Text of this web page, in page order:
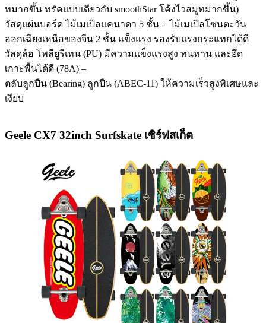
ทมากขึ้น ทรัคแบบเดียวกับ smoothStar โค้งไวสมูทมากขึ้น)
วัสดุแผ่นบอร์ด ไม้เมเปิลแคนาดา 5 ชั้น + ไม้เมเปิลโซนตะวัน
ออกเฉียงเหนือของจีน 2 ชั้น แข็งแรง รองรับแรงกระแทกได้ดี
วัสดุล้อ โพลียูรีเทน (PU) มีความแข็งแรงสูง ทนทาน และยึด
เกาะพื้นได้ดี (78A) –
ตลับลูกปืน (Bearing) ลูกปืน (ABEC-11) ให้ความเร็วสูงพิเศษและ
เงียบ
Geele CX7 32inch Surfskate เซิร์ฟสเก็ต